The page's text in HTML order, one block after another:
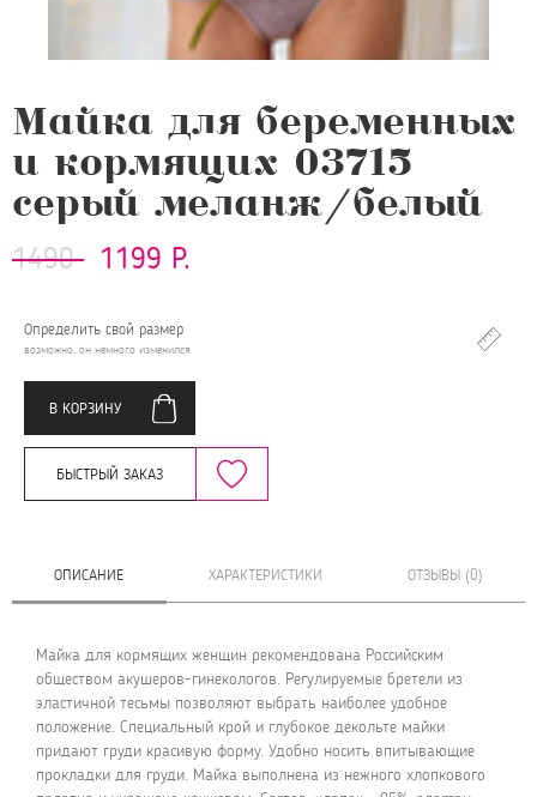
Майка для беременных
и кормящих 03715
серый меланж/белый
1490 1199 Р.
Определить свой размер
возможно, он немного изменился
В КОРЗИНУ
БЫСТРЫЙ ЗАКАЗ
ОПИСАНИЕ ХАРАКТЕРИСТИКИ ОТЗЫВЫ (0)
Майка для кормящих женщин рекомендована Российским
обществом акушеров-гинекологов. Регулируемые бретели из
эластичной тесьмы позволяют выбрать наиболее удобное
положение. Специальный крой и глубокое декольте майки
придают груди красивую форму. Удобно носить впитывающие
прокладки для груди. Майка выполнена из нежного хлопкового